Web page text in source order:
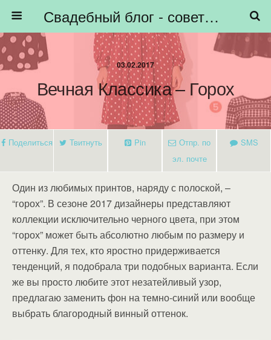
Свадебный блог - советы невестам, подготовка к свадьбе - HiBride
03.02.2017
Вечная Классика – Горох
Поделиться Твитнуть Pin
Отпр. по
эл. почте
SMS
Один из любимых принтов, наряду с полоской, –
“горох”. В сезоне 2017 дизайнеры представляют
коллекции исключительно черного цвета, при этом
“горох” может быть абсолютно любым по размеру и
оттенку. Для тех, кто яростно придерживается
тенденций, я подобрала три подобных варианта. Если
же вы просто любите этот незатейливый узор,
предлагаю заменить фон на темно-синий или вообще
выбрать благородный винный оттенок.